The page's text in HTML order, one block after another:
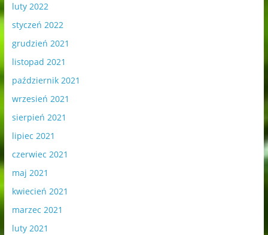
luty 2022
styczeń 2022
grudzień 2021
listopad 2021
październik 2021
wrzesień 2021
sierpień 2021
lipiec 2021
czerwiec 2021
maj 2021
kwiecień 2021
marzec 2021
luty 2021